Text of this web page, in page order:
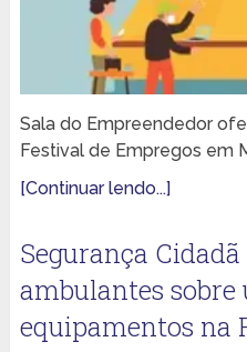
Sala do Empreendedor
Festival de Empregos em
[Continuar lendo...]
Segurança
ambulantes sobre
equipamentos na